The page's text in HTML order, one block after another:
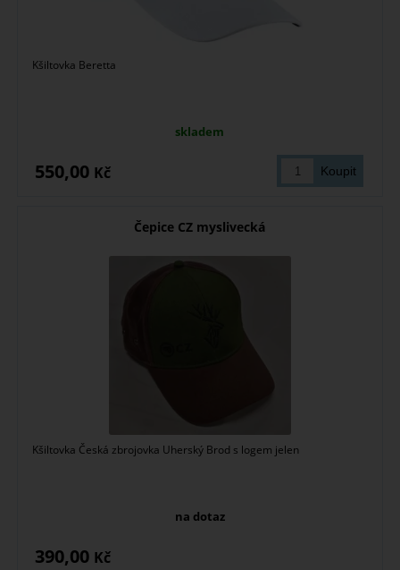
Kšiltovka Beretta
skladem
550,00 Kč
Čepice CZ myslivecká
Kšiltovka Česká zbrojovka Uherský Brod s logem jelen
na dotaz
390,00 Kč